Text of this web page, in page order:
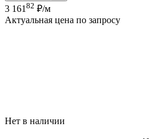
3 161 82 ₽/м
Актуальная цена по запросу
Нет в наличии